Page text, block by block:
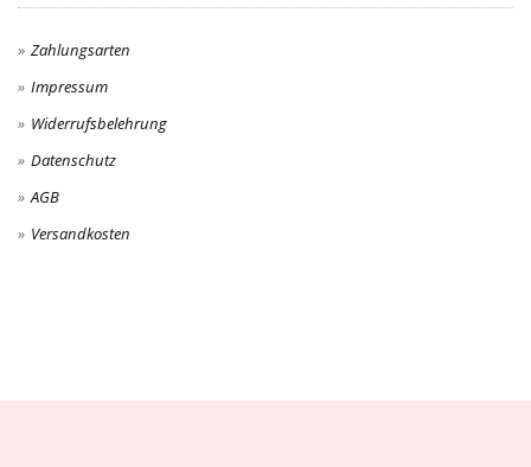
Zahlungsarten
Impressum
Widerrufsbelehrung
Datenschutz
AGB
Versandkosten